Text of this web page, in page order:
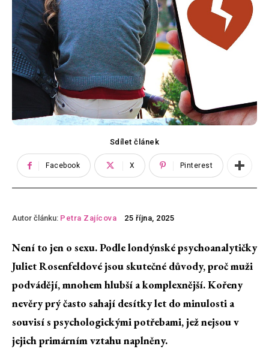
Sdílet článek
Facebook X Pinterest
Autor článku: Petra Zajícova 25 října, 2025
Není to jen o sexu. Podle londýnské psychoanalytičky
Juliet Rosenfeldové jsou skutečné důvody, proč muži
podvádějí, mnohem hlubší a komplexnější. Kořeny
nevěry prý často sahají desítky let do minulosti a
souvisí s psychologickými potřebami, jež nejsou v
jejich primárním vztahu naplněny.